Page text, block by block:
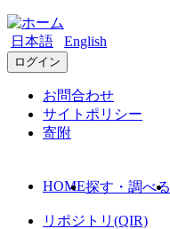
日本語 English
ログイン
お問合わせ
サイトポリシー
寄附
HOME探す・調べる
リポジトリ(QIR)